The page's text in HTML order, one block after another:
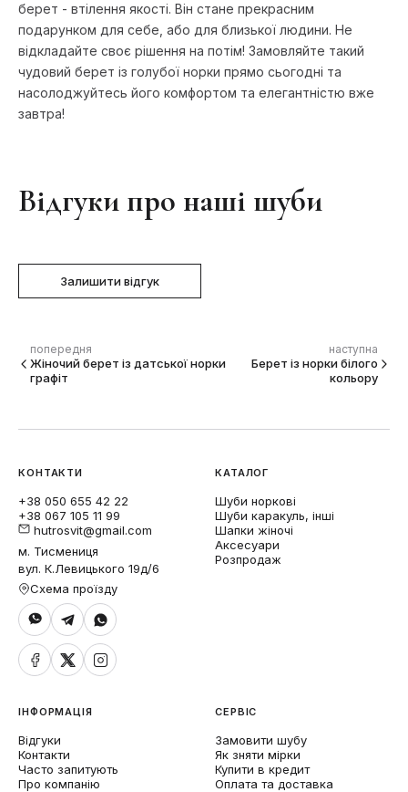
берет - втілення якості. Він стане прекрасним
подарунком для себе, або для близької людини. Не
відкладайте своє рішення на потім! Замовляйте такий
чудовий берет із голубої норки прямо сьогодні та
насолоджуйтесь його комфортом та елегантністю вже
завтра!
Відгуки про наші шуби
Залишити відгук
попередня
Жіночий берет із датської норки
графіт
наступна
Берет із норки білого
кольору
КОНТАКТИ
+38 050 655 42 22
+38 067 105 11 99
hutrosvit@gmail.com
м. Тисмениця
вул. К.Левицького 19д/6
Схема проїзду
КАТАЛОГ
Шуби норкові
Шуби каракуль, інші
Шапки жіночі
Аксесуари
Розпродаж
ІНФОРМАЦІЯ
Відгуки
Контакти
Часто запитують
Про компанію
СЕРВІС
Замовити шубу
Як зняти мірки
Купити в кредит
Оплата та доставка